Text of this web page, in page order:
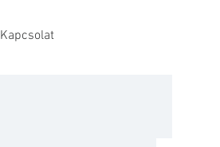
Kapcsolat